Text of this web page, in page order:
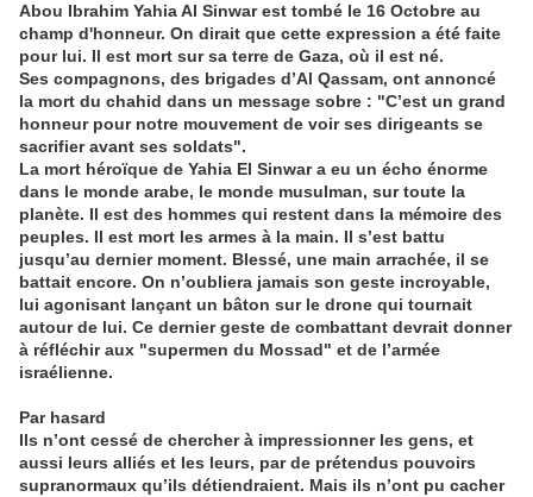
Abou Ibrahim Yahia Al Sinwar est tombé le 16 Octobre au
champ d'honneur. On dirait que cette expression a été faite
pour lui. Il est mort sur sa terre de Gaza, où il est né.
Ses compagnons, des brigades d’Al Qassam, ont annoncé
la mort du chahid dans un message sobre : "C’est un grand
honneur pour notre mouvement de voir ses dirigeants se
sacrifier avant ses soldats".
La mort héroïque de Yahia El Sinwar a eu un écho énorme
dans le monde arabe, le monde musulman, sur toute la
planète. Il est des hommes qui restent dans la mémoire des
peuples. Il est mort les armes à la main. Il s’est battu
jusqu’au dernier moment. Blessé, une main arrachée, il se
battait encore. On n’oubliera jamais son geste incroyable,
lui agonisant lançant un bâton sur le drone qui tournait
autour de lui. Ce dernier geste de combattant devrait donner
à réfléchir aux "supermen du Mossad" et de l’armée
israélienne.
Par hasard
Ils n’ont cessé de chercher à impressionner les gens, et
aussi leurs alliés et les leurs, par de prétendus pouvoirs
supranormaux qu’ils détiendraient. Mais ils n’ont pu cacher